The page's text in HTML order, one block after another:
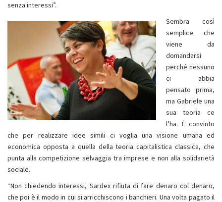
senza interessi”.
Sembra così
semplice che
viene da
domandarsi
perché nessuno
ci abbia
pensato prima,
ma Gabriele una
sua teoria ce
l’ha. È convinto
che per realizzare idee simili ci voglia una visione umana ed
economica opposta a quella della teoria capitalistica classica, che
punta alla competizione selvaggia tra imprese e non alla solidarietà
sociale.
“Non chiedendo interessi, Sardex rifiuta di fare denaro col denaro,
che poi è il modo in cui si arricchiscono i banchieri. Una volta pagato il